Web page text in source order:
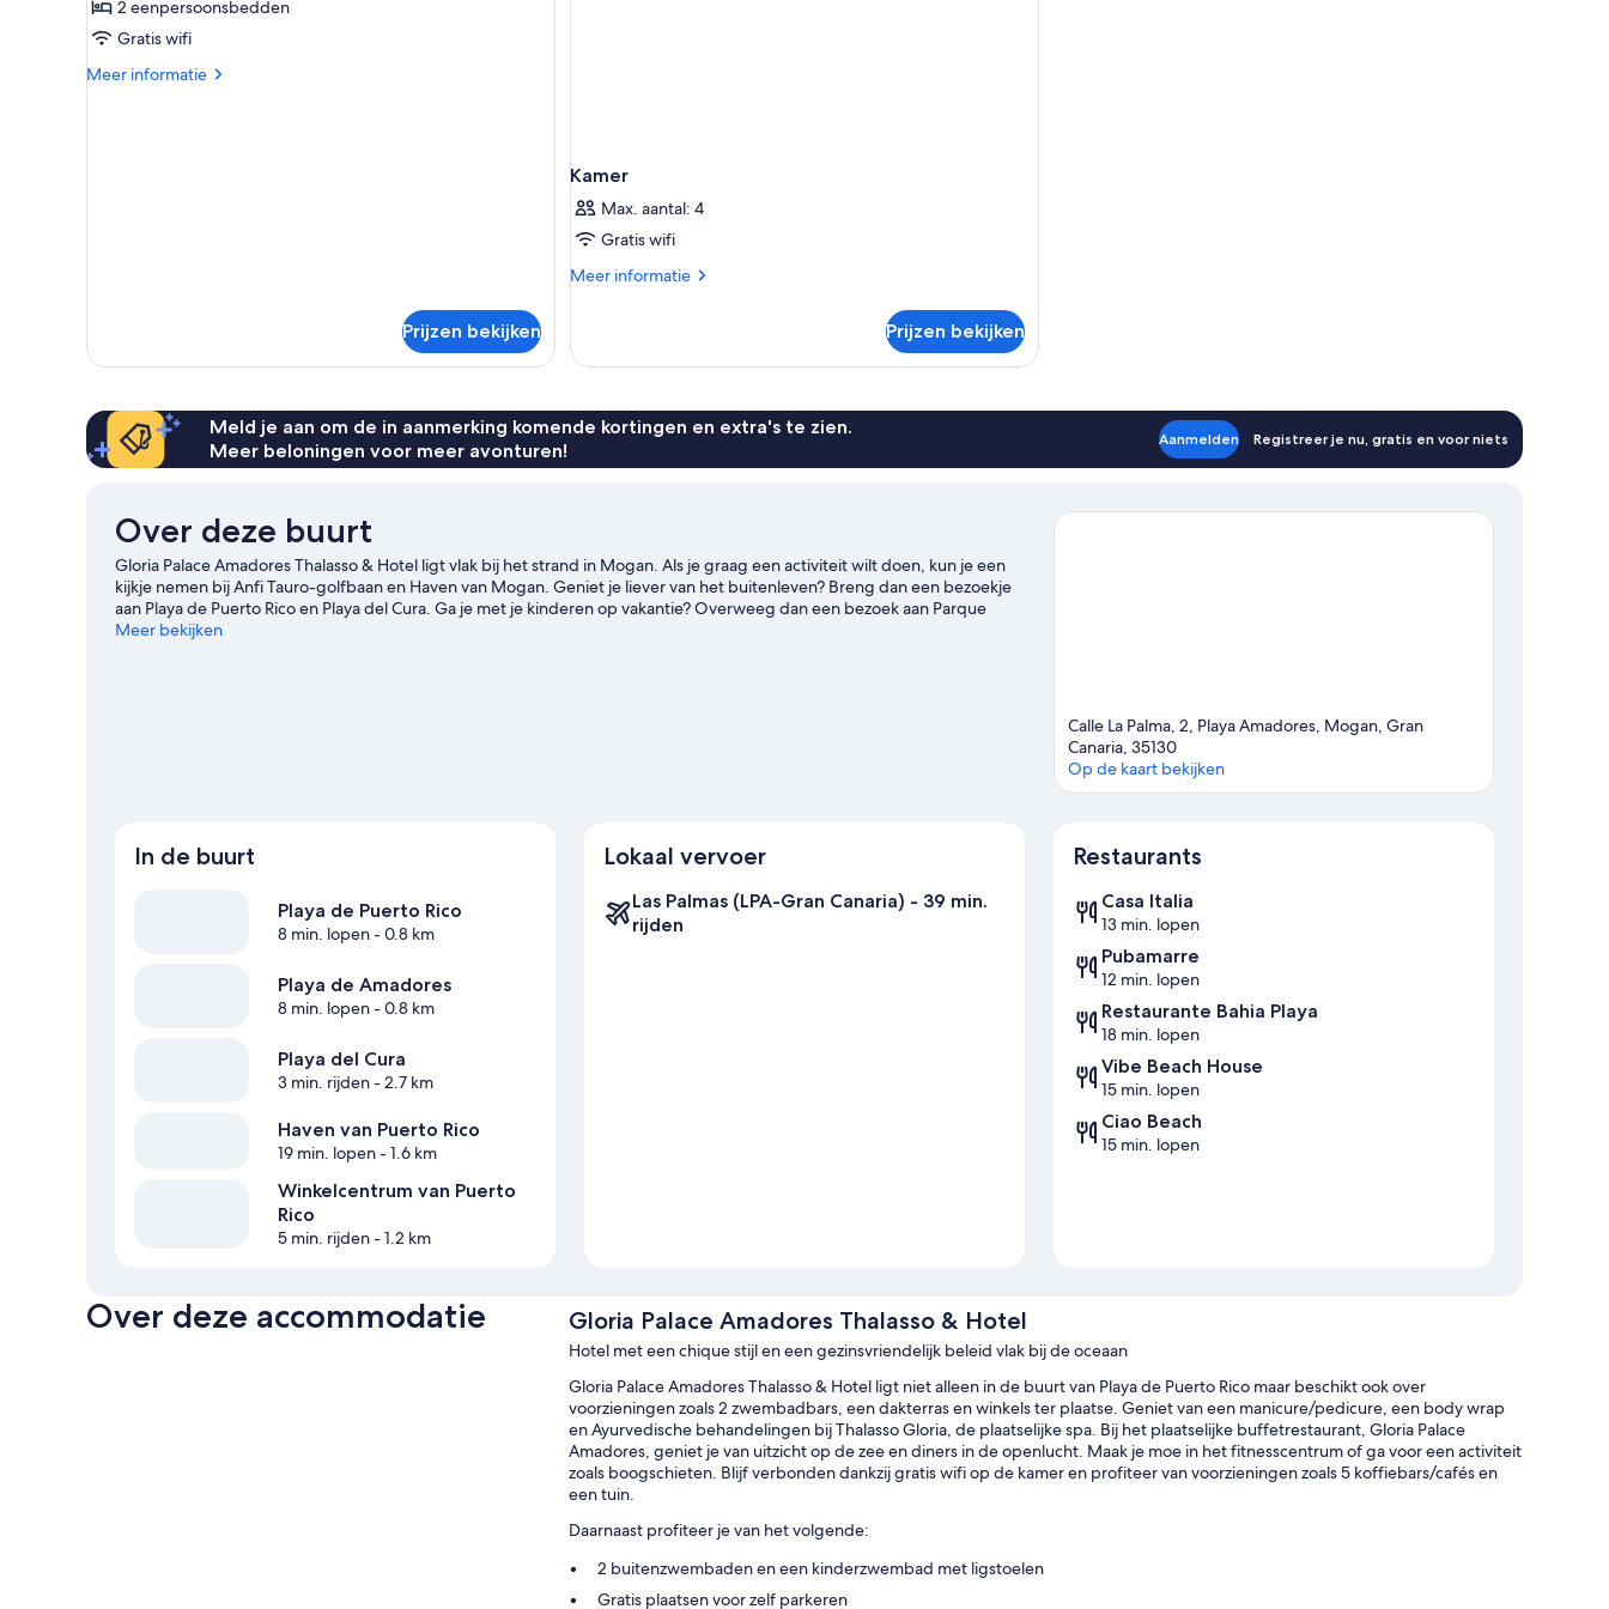
ADULTS
laden
2 eenpersoonsbedden
Gratis wifi
Meer informatie
Meer
Prijzen bekijken
Kamer
Max. aantal: 4
Gratis wifi
Meer informatie
Meer
Prijzen bekijken
Meld je aan om de in aanmerking komende kortingen en extra's te zien.
Meer beloningen voor meer avonturen!
Aanmelden Registreer je nu, gratis en voor niets
Over deze buurt
Gloria Palace Amadores Thalasso & Hotel ligt vlak bij het strand in Mogan. Als je graag een activiteit wilt doen, kun je een
kijkje nemen bij Anfi Tauro-golfbaan en Haven van Mogan. Geniet je liever van het buitenleven? Breng dan een bezoekje
aan Playa de Puerto Rico en Playa del Cura. Ga je met je kinderen op vakantie? Overweeg dan een bezoek aan Parque
Aquático Lago Taurito en Angry Birds Activity Park.
Meer bekijken
Calle La Palma, 2, Playa Amadores, Mogan, Gran
Canaria, 35130
Op de kaart bekijken
In de buurt
Playa de Puerto Rico
8 min. lopen- 0.8 km
Playa de Amadores
8 min. lopen- 0.8 km
Playa del Cura
3 min. rijden- 2.7 km
Haven van Puerto Rico
19 min. lopen- 1.6 km
Winkelcentrum van Puerto
Rico
5 min. rijden- 1.2 km
Lokaal vervoer
Las Palmas (LPA-Gran Canaria) - 39 min.
rijden
Restaurants
Casa Italia
13 min. lopen
Pubamarre
12 min. lopen
Restaurante Bahia Playa
18 min. lopen
Vibe Beach House
15 min. lopen
Ciao Beach
15 min. lopen
Over deze accommodatie Gloria Palace Amadores Thalasso & Hotel
Hotel met een chique stijl en een gezinsvriendelijk beleid vlak bij de oceaan
Gloria Palace Amadores Thalasso & Hotel ligt niet alleen in de buurt van Playa de Puerto Rico maar beschikt ook over
voorzieningen zoals 2 zwembadbars, een dakterras en winkels ter plaatse. Geniet van een manicure/pedicure, een body wrap
en Ayurvedische behandelingen bij Thalasso Gloria, de plaatselijke spa. Bij het plaatselijke buffetrestaurant, Gloria Palace
Amadores, geniet je van uitzicht op de zee en diners in de openlucht. Maak je moe in het fitnesscentrum of ga voor een activiteit
zoals boogschieten. Blijf verbonden dankzij gratis wifi op de kamer en profiteer van voorzieningen zoals 5 koffiebars/cafés en
een tuin.
Daarnaast profiteer je van het volgende:
2 buitenzwembaden en een kinderzwembad met ligstoelen
Gratis plaatsen voor zelf parkeren